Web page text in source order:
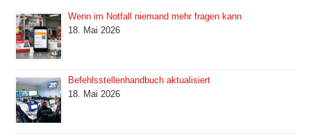
Wenn im Notfall niemand mehr fragen kann
18. Mai 2026
Befehlsstellenhandbuch aktualisiert
18. Mai 2026